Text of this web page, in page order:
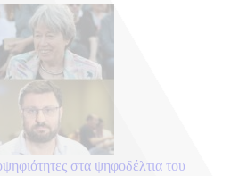
στα ψηφοδέλτια του